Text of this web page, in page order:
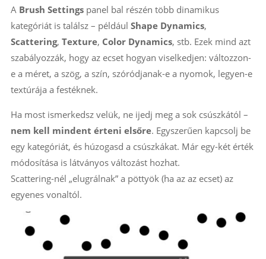
A Brush Settingspanel bal részén több dinamikus
kategóriát is találsz – például Shape Dynamics,
Scattering, Texture, Color Dynamics, stb. Ezek mind azt
szabályozzák, hogy az ecset hogyan viselkedjen: változzon-
e a méret, a szög, a szín, szóródjanak-e a nyomok, legyen-e
textúrája a festéknek.
Ha most ismerkedsz velük, ne ijedj meg a sok csúszkától –
nem kell mindent érteni elsőre. Egyszerűen kapcsolj be
egy kategóriát, és húzogasd a csúszkákat. Már egy-két érték
módosítása is látványos változást hozhat.
Scattering-nél „elugrálnak” a pöttyök (ha az az ecset) az
egyenes vonaltól.